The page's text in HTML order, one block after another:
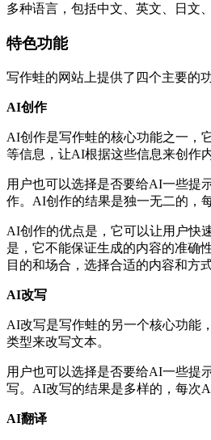
多种语言，包括中文、英文、日文
特色功能
写作蛙的网站上提供了四个主要的
AI创作
AI创作是写作蛙的核心功能之一，
等信息，让AI根据这些信息来创作内
用户也可以选择是否要给AI一些提
作。AI创作的结果是独一无二的，
AI创作的优点是，它可以让用户快
是，它不能保证生成的内容的准确
目的和场合，选择合适的内容和方
AI改写
AI改写是写作蛙的另一个核心功能
类型来改写文本。
用户也可以选择是否要给AI一些提
写。AI改写的结果是多样的，每次
AI翻译